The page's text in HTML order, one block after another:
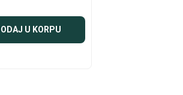
U KORPU